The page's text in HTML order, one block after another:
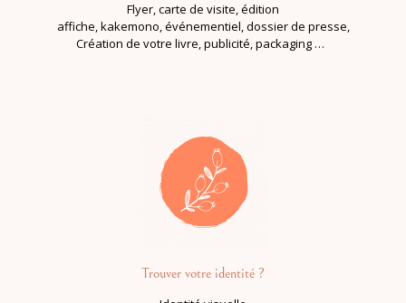
Flyer, carte de visite, édition
affiche, kakemono, événementiel, dossier de presse,
Création de votre livre, publicité, packaging …
Trouver votre identité ?